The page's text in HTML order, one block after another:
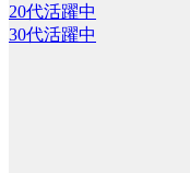
20代活躍中
30代活躍中